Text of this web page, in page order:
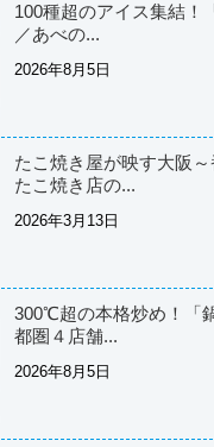
100種超のアイス集結！
／あべの...
2026年8月5日
たこ焼き屋が映す大阪
たこ焼き店の...
2026年3月13日
300℃超の本格炒め！「
都圏４店舗...
2026年8月5日